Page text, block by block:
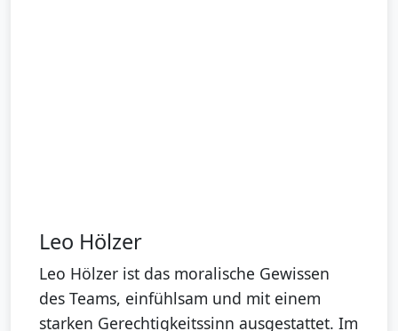
Leo Hölzer
Leo Hölzer ist das moralische Gewissen
des Teams, einfühlsam und mit einem
starken Gerechtigkeitssinn ausgestattet. Im